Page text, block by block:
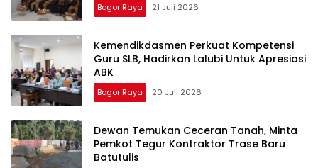
Bogor Raya 21 Juli 2026
Kemendikdasmen Perkuat Kompetensi
Guru SLB, Hadirkan Lalubi Untuk Apresiasi
ABK
Bogor Raya 20 Juli 2026
Dewan Temukan Ceceran Tanah, Minta
Pemkot Tegur Kontraktor Trase Baru
Batutulis